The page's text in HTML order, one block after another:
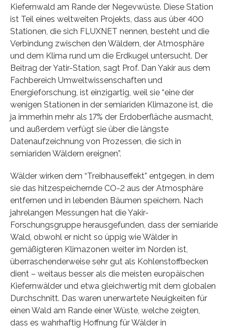
Kiefernwald am Rande der Negevwüste. Diese Station
ist Teil eines weltweiten Projekts, dass aus über 400
Stationen, die sich FLUXNET nennen, besteht und die
Verbindung zwischen den Wäldern, der Atmosphäre
und dem Klima rund um die Erdkugel untersucht. Der
Beitrag der Yatir-Station, sagt Prof. Dan Yakir aus dem
Fachbereich Umweltwissenschaften und
Energieforschung, ist einzigartig, weil sie “eine der
wenigen Stationen in der semiariden Klimazone ist, die
ja immerhin mehr als 17% der Erdoberfläche ausmacht,
und außerdem verfügt sie über die längste
Datenaufzeichnung von Prozessen, die sich in
semiariden Wäldern ereignen”.
Wälder wirken dem “Treibhauseffekt” entgegen, in dem
sie das hitzespeichernde CO-2 aus der Atmosphäre
entfernen und in lebenden Bäumen speichern. Nach
jahrelangen Messungen hat die Yakir-
Forschungsgruppe herausgefunden, dass der semiaride
Wald, obwohl er nicht so üppig wie Wälder in
gemäßigteren Klimazonen weiter im Norden ist,
überraschenderweise sehr gut als Kohlenstoffbecken
dient – weitaus besser als die meisten europäischen
Kiefernwälder und etwa gleichwertig mit dem globalen
Durchschnitt. Das waren unerwartete Neuigkeiten für
einen Wald am Rande einer Wüste, welche zeigten,
dass es wahrhaftig Hoffnung für Wälder in